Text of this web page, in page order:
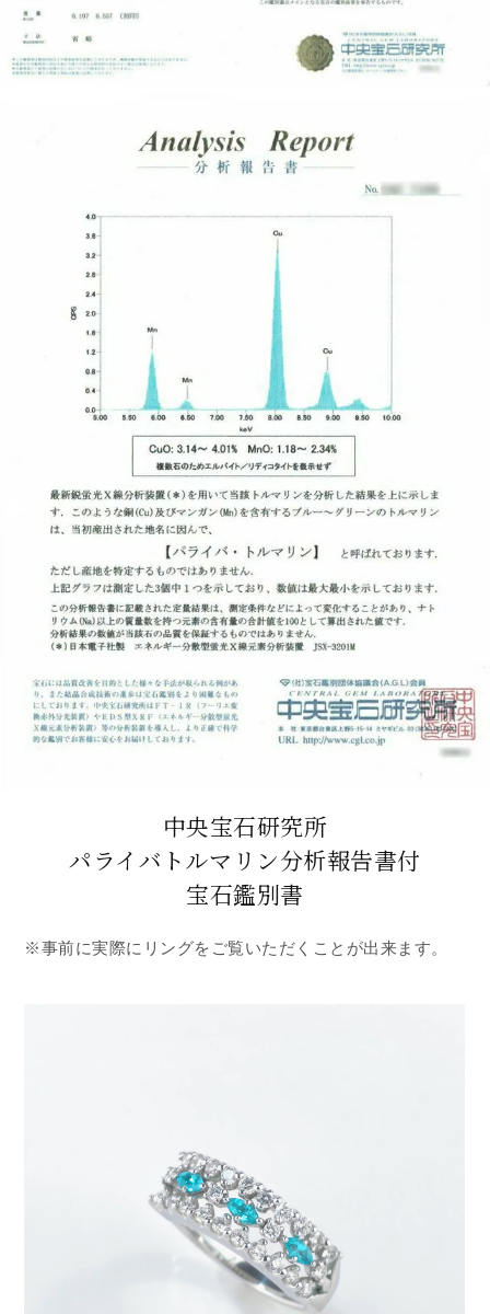
中央宝石研究所
パライバトルマリン分析報告書付
宝石鑑別書
※事前に実際にリングをご覧いただくことが出来ます。